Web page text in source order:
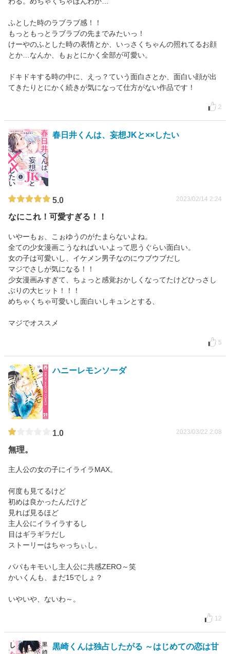
ふとした時のラブラブ感！！
もっともっとラブラブの先までみたいっ！
けーやのふとした時の表情とか、いっさくちゃんの照れてるお顔
とか…なんか、もぉとにかく全部が可愛い。
ドキドキする時の中に、えっ？ていう面白さとか、面白い顔が出
てきたりとにかく続きが気になって仕方がない作品です！
2
春日井くんは、妄想JKと××したい
5.0 2023/02/14 2:24
なにこれ！可愛すぎる！！
いやーもぉ、こぉゆうのがたまらないよね。
全ての少女漫画こうなればいいよって思うぐらい面白い。
女の子は可愛いし、イケメン男子なのにウブウブだし
マジでさしが気になる！！
少女漫画みすぎて、ちょっと感覚おかしくなってたけどひっさし
ぶりの大ヒット！！！
めちゃくちゃ可愛いし面白いしキュンとする、
マジでオススメ
5
ハニーレモンソーダ
1.0 2023/03/22 2:08
無理。
主人公の女の子にイライラMAX。
何度も見てるけど
初めは良かったんだけど
見れば見るほど
主人公にイライラするし
目はギラギラだし
ストーリーはちゃっちぃし。
パパもキモいし主人公に共感ZERO～笑
かいくんも、まだ15でしょ？
いやいや、ないわ～。
12
黒崎くんは独占したがる ～はじめての恋は甘